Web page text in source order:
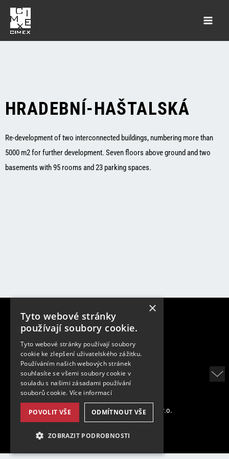
HRADEBNÍ-HAŠTALSKÁ
Re-development of two interconnected buildings, numbering more than
5000 m2 for further development. Seven floors above ground and two
basements with 95 rooms and 23 parking spaces.
Na Pankráci 310/60
140 00 Prague 4
Phone:+420 261 304 103
E-mail:
cimex@cimex.cz
Copyright © 2026 CIMEX INVEST, s.r.o.
×
Tyto webové stránky
používají soubory cookie.
Tyto webové stránky používají soubory
cookie ke zlepšení uživatelského zážitku.
Používáním našich webových stránek
souhlasíte se všemi soubory cookie v
souladu s našimi zásadami používání
souborů cookie. Více informací
POVOLIT VŠE ODMÍTNOUT VŠE
ZOBRAZIT PODROBNOSTI